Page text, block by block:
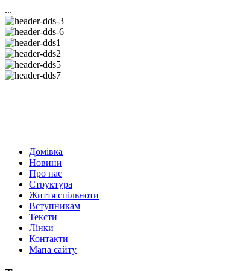
...
Домівка
Новини
Про нас
Структура
Життя спільноти
Вступникам
Тексти
Лінки
Контакти
Мапа сайту